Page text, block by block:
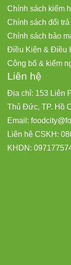
Chính sách kiểm
Chính sách đổi
Chính sách bảo
Điều Kiện & Điều
Công bố & kiểm
Liên hệ
Địa chỉ: 153 Liên
Thủ Đức, TP. Hồ
Email: foodcity@
Liên hệ CSKH:
KHDN: